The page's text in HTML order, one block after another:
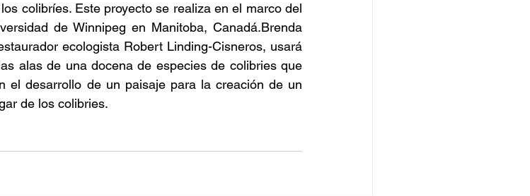
colibríes. Este proyecto se realiza en el marco del
de Winnipeg en Manitoba, Canadá.Brenda
ecologista Robert Linding-Cisneros, usará
alas de una docena de especies de colibries que
el desarrollo de un paisaje para la creación de un
de los colibries.